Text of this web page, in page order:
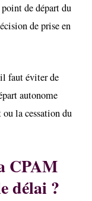
de départ du
de prise en
faut éviter de
autonome
la cessation du
CPAM
délai ?